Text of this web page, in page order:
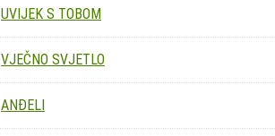
UVIJEK S TOBOM
VJEČNO SVJETLO
ANĐELI